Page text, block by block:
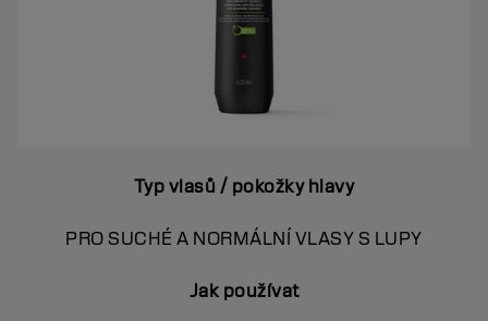
Typ vlasů / pokožky hlavy
PRO SUCHÉ A NORMÁLNÍ VLASY S LUPY
Jak používat